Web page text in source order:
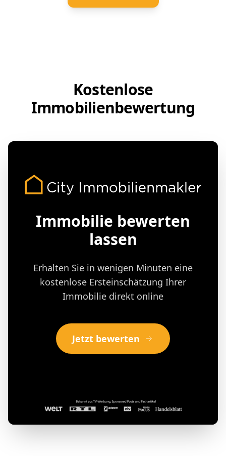
Kostenlose
Immobilienbewertung
Immobilie bewerten
lassen
Erhalten Sie in wenigen Minuten eine
kostenlose Ersteinschätzung Ihrer
Immobilie direkt online
Jetzt bewerten